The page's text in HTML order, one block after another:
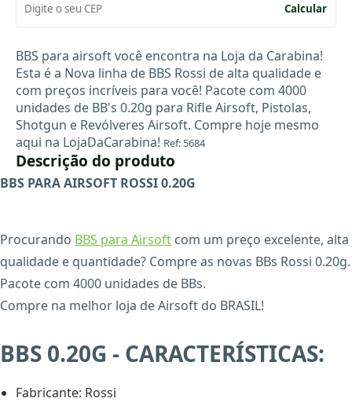
Calcular
BBS para airsoft você encontra na Loja da Carabina!
Esta é a Nova linha de BBS Rossi de alta qualidade e
com preços incríveis para você! Pacote com 4000
unidades de BB's 0.20g para Rifle Airsoft, Pistolas,
Shotgun e Revólveres Airsoft. Compre hoje mesmo
aqui na LojaDaCarabina! Ref: 5684
Descrição do produto
BBS PARA AIRSOFT ROSSI 0.20G
Procurando BBS para Airsoft com um preço excelente, alta
qualidade e quantidade? Compre as novas BBs Rossi 0.20g.
Pacote com 4000 unidades de BBs.
Compre na melhor loja de Airsoft do BRASIL!
BBS 0.20G - CARACTERÍSTICAS:
Fabricante: Rossi